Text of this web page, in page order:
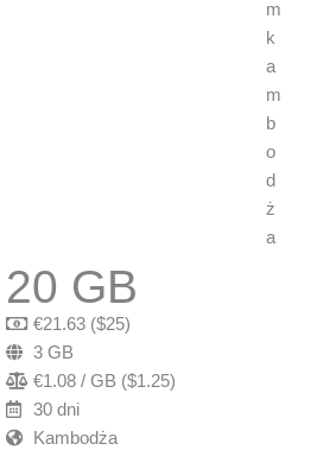
20 GB
€21.63 ($25)
3 GB
€1.08 / GB ($1.25)
30 dni
Kambodża